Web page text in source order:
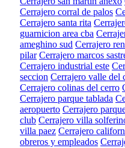
Cerrajero corral de palos
Cerrajero santa rita
guarnicion area cba
ameghino sud Cerrajero
pilar Cerrajero marcos
Cerrajero industrial este
seccion Cerrajero valle del
Cerrajero colinas del cerro
Cerrajero parque tablada
aeropuerto Cerrajero
club Cerrajero villa
villa paez Cerrajero
obreros y empleados